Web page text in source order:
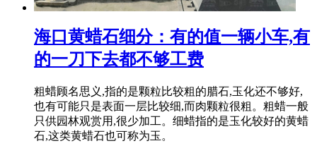
海口黄蜡石细分：有的值一辆小车,有
的一刀下去都不够工费
粗蜡顾名思义,指的是颗粒比较粗的腊石,玉化还不够好,
也有可能只是表面一层比较细,而肉颗粒很粗。粗蜡一般
只供园林观赏用,很少加工。细蜡指的是玉化较好的黄蜡
石,这类黄蜡石也可称为玉。